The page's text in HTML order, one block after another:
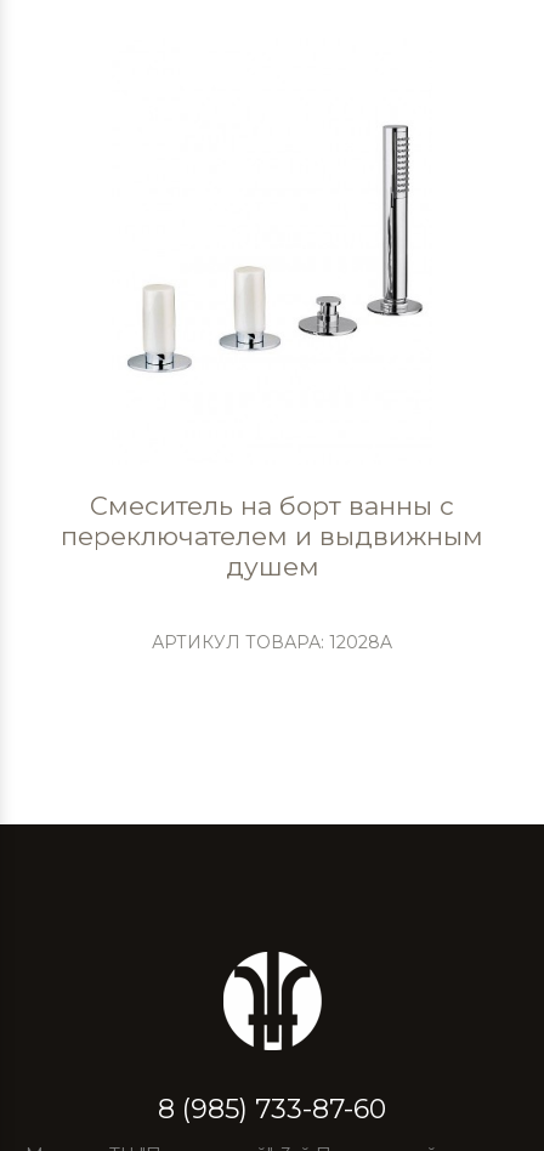
Смеситель на борт ванны с
переключателем и выдвижным
душем
АРТИКУЛ ТОВАРА: 12028A
8 (985) 733-87-60